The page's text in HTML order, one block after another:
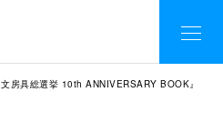
文房具総選挙 10th ANNIVERSARY BOOK』